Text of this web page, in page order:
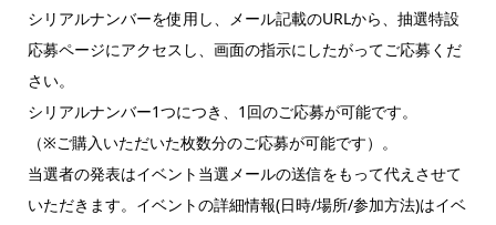
シリアルナンバーを使用し、メール記載のURLから、抽選特設
応募ページにアクセスし、画面の指示にしたがってご応募くだ
さい。
シリアルナンバー1つにつき、1回のご応募が可能です。
（※ご購入いただいた枚数分のご応募が可能です）。
当選者の発表はイベント当選メールの送信をもって代えさせて
いただきます。イベントの詳細情報(日時/場所/参加方法)はイベ